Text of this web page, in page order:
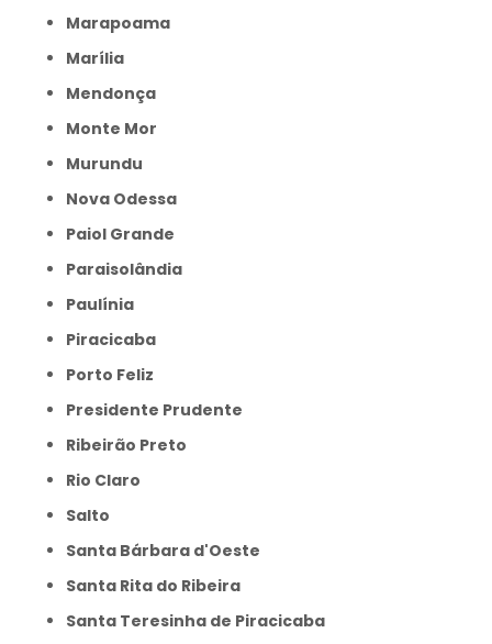
Marapoama
Marília
Mendonça
Monte Mor
Murundu
Nova Odessa
Paiol Grande
Paraisolândia
Paulínia
Piracicaba
Porto Feliz
Presidente Prudente
Ribeirão Preto
Rio Claro
Salto
Santa Bárbara d'Oeste
Santa Rita do Ribeira
Santa Teresinha de Piracicaba